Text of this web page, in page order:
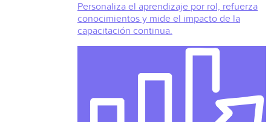
Personaliza el aprendizaje por rol, refuerza
conocimientos y mide el impacto de la
capacitación continua.